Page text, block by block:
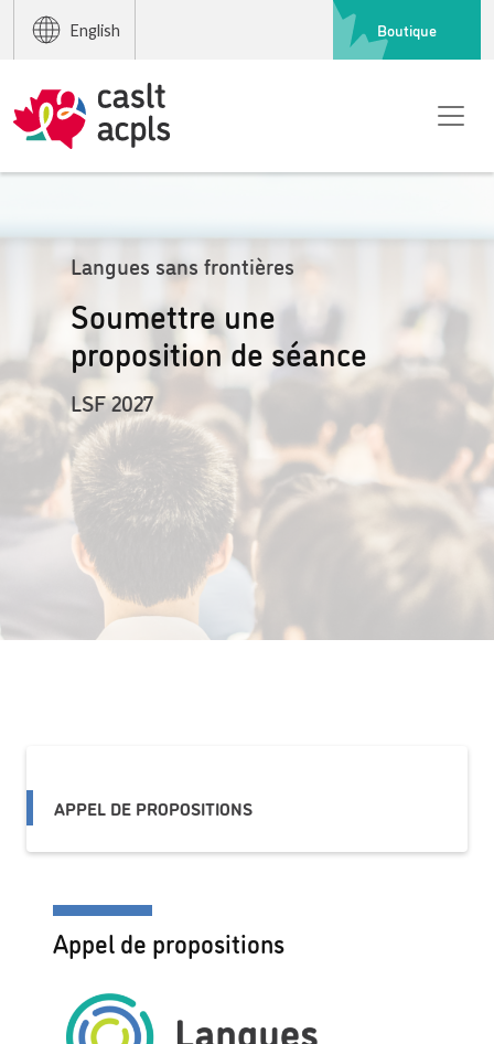
English Boutique
Langues sans frontières
Soumettre une
proposition de séance
LSF 2027
APPEL DE PROPOSITIONS
Appel de propositions